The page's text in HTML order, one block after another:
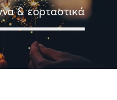
& εορταστικά